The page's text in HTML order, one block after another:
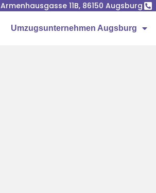
Armenhausgasse 11B, 86150 Augsburg
Umzugsunternehmen Augsburg